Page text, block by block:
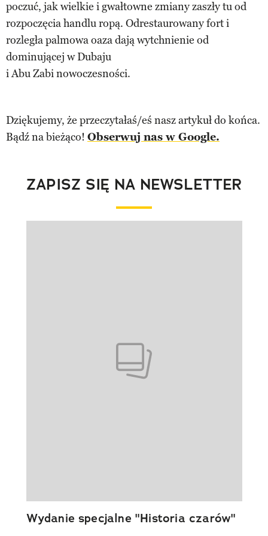
poczuć, jak wielkie i gwałtowne zmiany zaszły tu od
rozpoczęcia handlu ropą. Odrestaurowany fort i
rozległa palmowa oaza dają wytchnienie od
dominującej w Dubaju
i Abu Zabi nowoczesności.
Dziękujemy, że przeczytałaś/eś nasz artykuł do końca.
Bądź na bieżąco! Obserwuj nas w Google.
ZAPISZ SIĘ NA NEWSLETTER
Wydanie specjalne "Historia czarów"